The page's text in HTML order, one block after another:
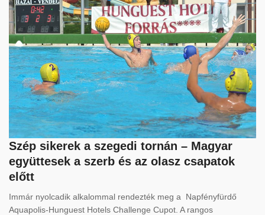
Szép sikerek a szegedi tornán – Magyar
együttesek a szerb és az olasz csapatok
előtt
Immár nyolcadik alkalommal rendezték meg a Napfényfürdő
Aquapolis-Hunguest Hotels Challenge Cupot. A rangos